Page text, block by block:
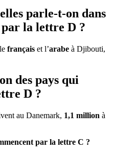
parle-t-on dans
par la lettre D ?
français et l’arabe à Djibouti,
des pays qui
D ?
au Danemark, 1,1 million à
par la lettre C ?